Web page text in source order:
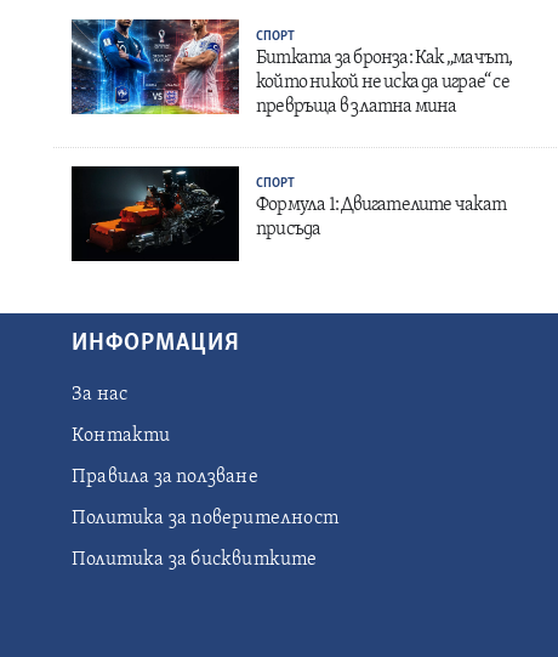
СПОРТ
Битката за бронза: Как „мачът,
който никой не иска да играе“ се
превръща в златна мина
СПОРТ
Формула 1: Двигателите чакат
присъда
ИНФОРМАЦИЯ
За нас
Контакти
Правила за ползване
Политика за поверителност
Политика за бисквитките